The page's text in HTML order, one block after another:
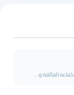
الفائقة و...